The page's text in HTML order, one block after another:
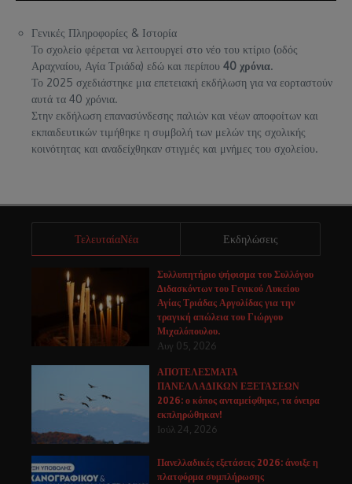
Γενικές Πληροφορίες & Ιστορία
Το σχολείο φέρεται να λειτουργεί στο νέο του κτίριο (οδός
Αραχναίου, Αγία Τριάδα) εδώ και περίπου 40 χρόνια.
Το 2025 σχεδιάστηκε μια επετειακή εκδήλωση για να εορταστούν
αυτά τα 40 χρόνια.
Στην εκδήλωση επανασύνδεσης παλιών και νέων αποφοίτων και
εκπαιδευτικών τιμήθηκε η συμβολή των μελών της σχολικής
κοινότητας και αναδείχθηκαν στιγμές και μνήμες του σχολείου.
ΤελευταίαΝέα Εκδηλώσεις
Συλλυπητήριο ψήφισμα του Συλλόγου
Διδασκόντων του Γενικού Λυκείου
Αγίας Τριάδας Αργολίδας για την
τραγική απώλεια του Γιώργου
Μιχαλόπουλου.
Αυγ 05, 2026
ΑΠΟΤΕΛΕΣΜΑΤΑ
ΠΑΝΕΛΛΑΔΙΚΩΝ ΕΞΕΤΑΣΕΩΝ
2026: ο κόπος ανταμείφθηκε, τα όνειρα
εκπληρώθηκαν!
Ιούλ 24, 2026
Πανελλαδικές εξετάσεις 2026: άνοιξε η
πλατφόρμα συμπλήρωσης